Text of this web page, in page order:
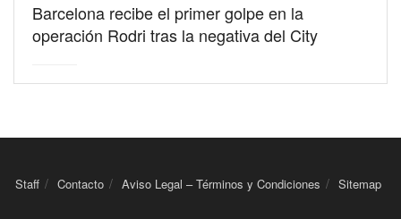
Barcelona recibe el primer golpe en la
operación Rodri tras la negativa del City
Staff Contacto Aviso Legal – Términos y Condiciones Sitemap